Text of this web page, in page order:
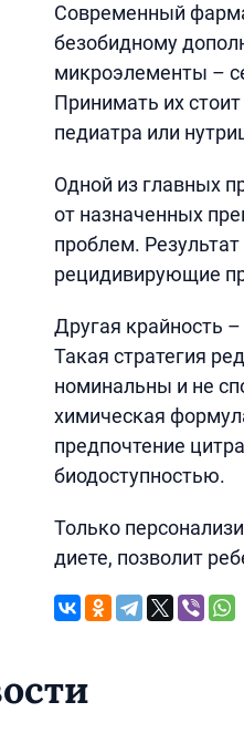
Современный
безобидному
микроэлементы –
Принимать их
педиатра или
Одной из главных
от назначенных
проблем.
рецидивирующие
Другая крайность
Такая стратегия
номинальны и не
химическая
предпочтение
биодоступностью.
Только
диете, позволит